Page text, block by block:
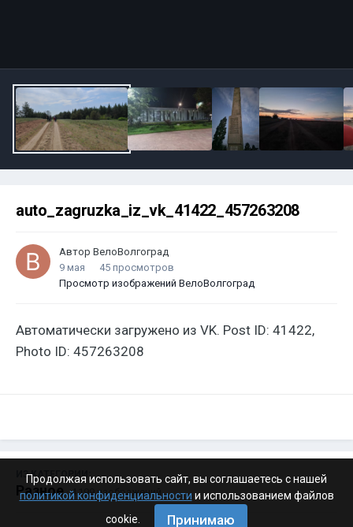
auto_zagruzka_iz_vk_41422_457263208
Автор ВелоВолгоград
9 мая
45 просмотров
Просмотр изображений ВелоВолгоград
Автоматически загружено из VK. Post ID: 41422,
Photo ID: 457263208
ИЗ КАТЕГОРИИ:
Разное · 4 199 изображений
Продолжая использовать сайт, вы соглашаетесь с нашей
политикой конфиденциальности и использованием файлов
cookie.
Принимаю